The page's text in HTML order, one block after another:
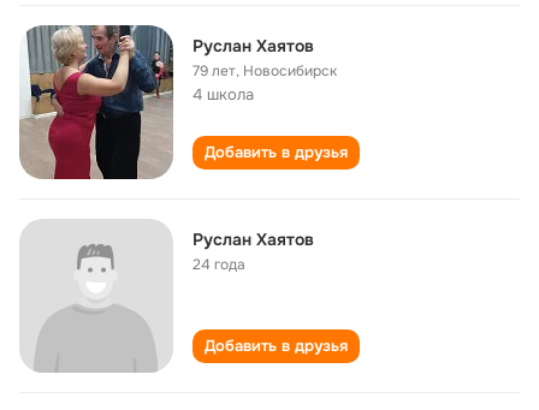
Руслан Хаятов
79 лет, Новосибирск
4 школа
Добавить в друзья
Руслан Хаятов
24 года
Добавить в друзья